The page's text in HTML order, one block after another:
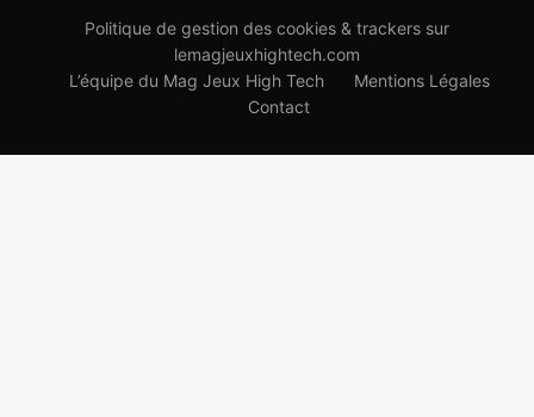
Politique de gestion des cookies & trackers sur
lemagjeuxhightech.com
L’équipe du Mag Jeux High Tech
Mentions Légales
Contact